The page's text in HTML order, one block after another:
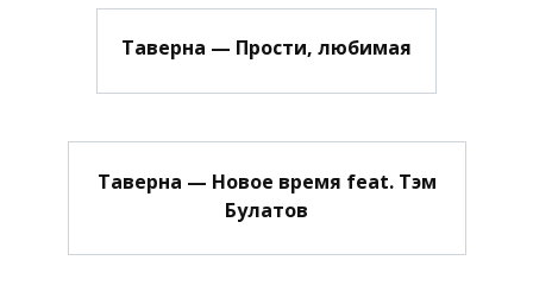
Таверна — Прости, любимая
Таверна — Новое время feat. Тэм
Булатов